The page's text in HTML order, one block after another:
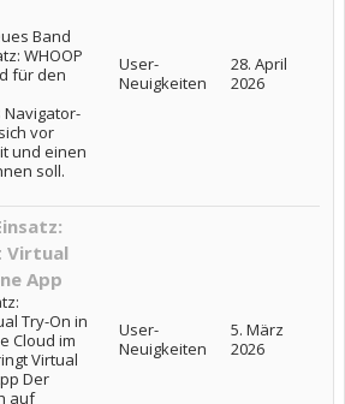
Band
WHOOP
für den
vor
und einen
soll.
User-
Neuigkeiten
28. April
2026
Virtual
App
Try-On in
Cloud im
Virtual
Der
auf
User-
Neuigkeiten
5. März
2026